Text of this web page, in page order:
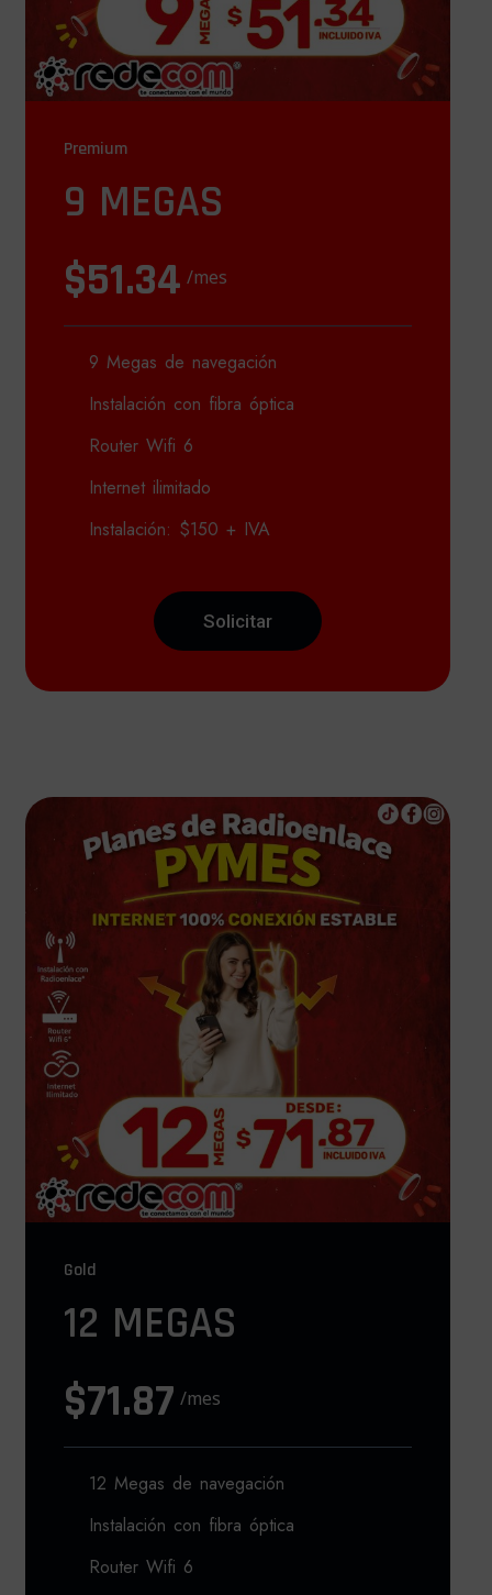
Premium
9 MEGAS
$51.34 /mes
9 Megas de navegación
Instalación con fibra óptica
Router Wifi 6
Internet ilimitado
Instalación: $150 + IVA
Solicitar
Gold
12 MEGAS
$71.87 /mes
12 Megas de navegación
Instalación con fibra óptica
Router Wifi 6